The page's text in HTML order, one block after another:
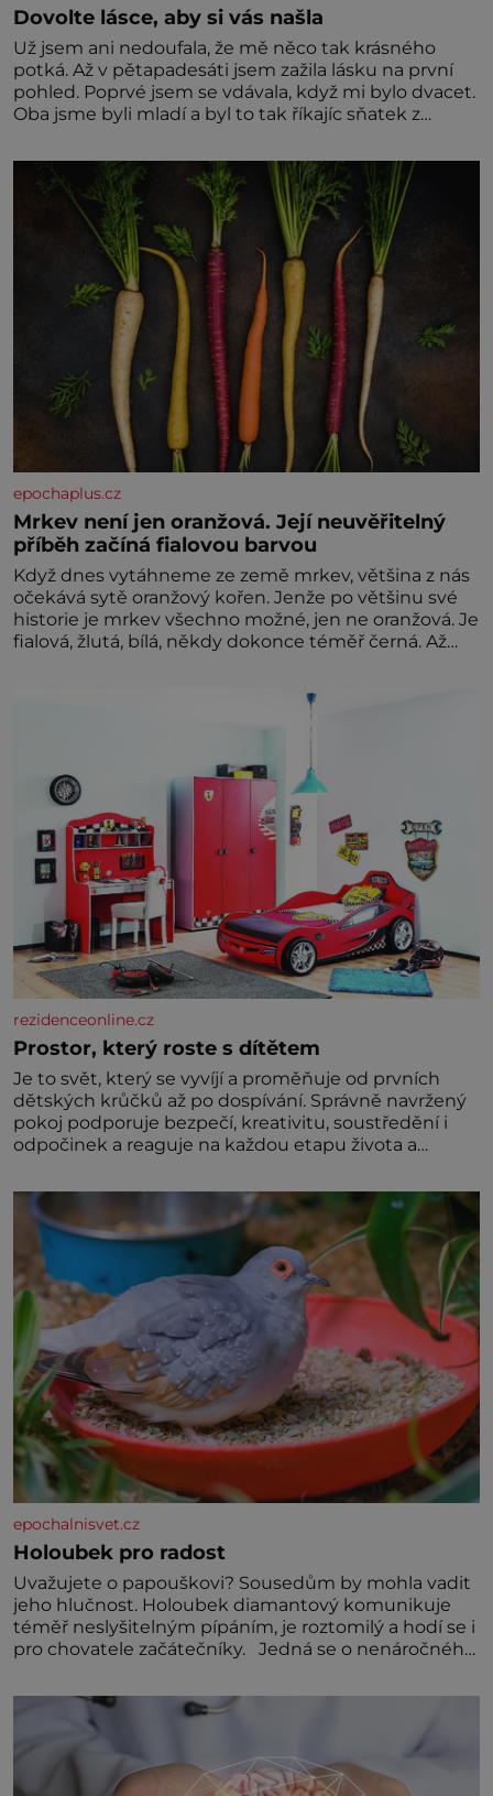
Dovolte lásce, aby si vás našla
Už jsem ani nedoufala, že mě něco tak krásného
potká. Až v pětapadesáti jsem zažila lásku na první
pohled. Poprvé jsem se vdávala, když mi bylo dvacet.
Oba jsme byli mladí a byl to tak říkajíc sňatek z
zaopatřený mladý muž. Manželství nám oběma moc
nesvědčilo, brzy jsme zjistili, že
epochaplus.cz
Mrkev není jen oranžová. Její neuvěřitelný
příběh začíná fialovou barvou
Když dnes vytáhneme ze země mrkev, většina z nás
očekává sytě oranžový kořen. Jenže po většinu své
historie je mrkev všechno možné, jen ne oranžová. Je
fialová, žlutá, bílá, někdy dokonce téměř černá. Až
nedokážeme představit. Její příběh je
rezidenceonline.cz
Prostor, který roste s dítětem
Je to svět, který se vyvíjí a proměňuje od prvních
dětských krůčků až po dospívání. Správně navržený
pokoj podporuje bezpečí, kreativitu, soustředění i
odpočinek a reaguje na každou etapu života a
jednoduchost, měkkost a bezpečí, proto by pokoj
miminka měl působit především klidně a útulně.
Předškolní věk je
epochalnisvet.cz
Holoubek pro radost
Uvažujete o papouškovi? Sousedům by mohla vadit
jeho hlučnost. Holoubek diamantový komunikuje
téměř neslyšitelným pípáním, je roztomilý a hodí se i
pro chovatele začátečníky. Jedná se o nenáročného
Hodně času tráví na zemi, kde sbírá zbytky semínek
Jeho domovinou je prakticky celá Austrálie s
výjimkou pobřežní oblasti.